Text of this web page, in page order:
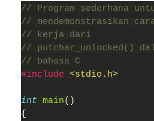
// Program sederhana
// mendemonstrasikan
// kerja dari
// putchar_unlocked()
// bahasa C
#include <stdio.h>
int main()
{